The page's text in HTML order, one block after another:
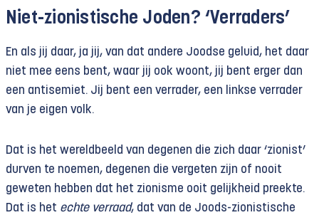
Niet-zionistische Joden? ‘Verraders’
En als jij daar, ja jij, van dat andere Joodse geluid, het daar
niet mee eens bent, waar jij ook woont, jij bent erger dan
een antisemiet. Jij bent een verrader, een linkse verrader
van je eigen volk.
Dat is het wereldbeeld van degenen die zich daar ‘zionist’
durven te noemen, degenen die vergeten zijn of nooit
geweten hebben dat het zionisme ooit gelijk­heid preekte.
Dat is het echte verraad, dat van de Joods-zionistische